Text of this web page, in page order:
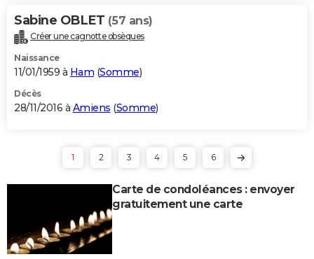
Sabine OBLET (57 ans)
Créer une cagnotte obsèques
Naissance
11/01/1959 à Ham (Somme)
Décès
28/11/2016 à Amiens (Somme)
1 2 3 4 5 6
Carte de condoléances : envoyer
gratuitement une carte